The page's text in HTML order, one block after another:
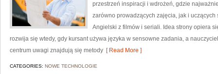
przestrzeń inspiracji i wdrożeń, gdzie
zarówno prowadzących zajęcia, jak i
Angielski z filmów i seriali. Idea strony opiera
rozwija się wtedy, gdy kursant używa języka w sensowne zadania, a
centrum uwagi znajdują się metody [ Read More ]
CATEGORIES: NOWE TECHNOLOGIE